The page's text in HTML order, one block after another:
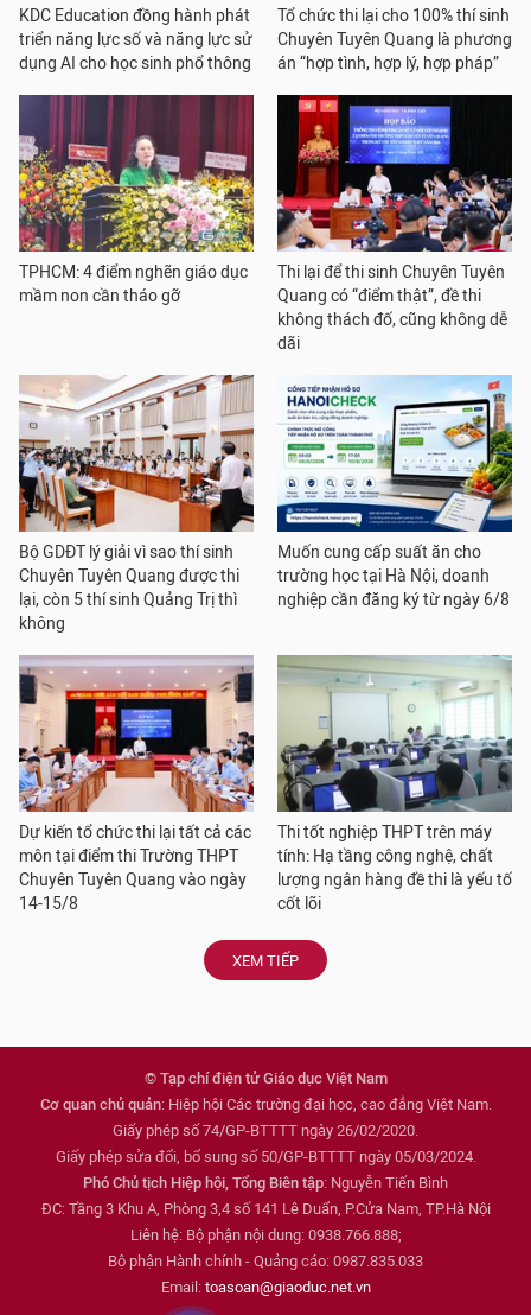
KDC Education đồng hành phát
triển năng lực số và năng lực sử
dụng AI cho học sinh phổ thông
Tổ chức thi lại cho 100% thí sinh
Chuyên Tuyên Quang là phương
án “hợp tình, hợp lý, hợp pháp”
TPHCM: 4 điểm nghẽn giáo dục
mầm non cần tháo gỡ
Thi lại để thi sinh Chuyên Tuyên
Quang có “điểm thật”, đề thi
không thách đố, cũng không dễ
dãi
Bộ GDĐT lý giải vì sao thí sinh
Chuyên Tuyên Quang được thi
lại, còn 5 thí sinh Quảng Trị thì
không
Muốn cung cấp suất ăn cho
trường học tại Hà Nội, doanh
nghiệp cần đăng ký từ ngày 6/8
Dự kiến tổ chức thi lại tất cả các
môn tại điểm thi Trường THPT
Chuyên Tuyên Quang vào ngày
14-15/8
Thi tốt nghiệp THPT trên máy
tính: Hạ tầng công nghệ, chất
lượng ngân hàng đề thi là yếu tố
cốt lõi
XEM TIẾP
© Tạp chí điện tử Giáo dục Việt Nam
Cơ quan chủ quản: Hiệp hội Các trường đại học, cao đẳng Việt Nam.
Giấy phép số 74/GP-BTTTT ngày 26/02/2020.
Giấy phép sửa đổi, bổ sung số 50/GP-BTTTT ngày 05/03/2024.
Phó Chủ tịch Hiệp hội, Tổng Biên tập: Nguyễn Tiến Bình
ĐC: Tầng 3 Khu A, Phòng 3,4 số 141 Lê Duẩn, P.Cửa Nam, TP.Hà Nội
Liên hệ: Bộ phận nội dung: 0938.766.888;
Bộ phận Hành chính - Quảng cáo: 0987.835.033
Email: toasoan@giaoduc.net.vn